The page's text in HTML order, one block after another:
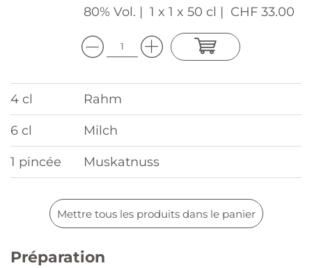
80% Vol. | 1 x 1 x 50 cl | CHF 33.00
4 cl Rahm
6 cl Milch
1 pincée Muskatnuss
Mettre tous les produits dans le panier
Préparation